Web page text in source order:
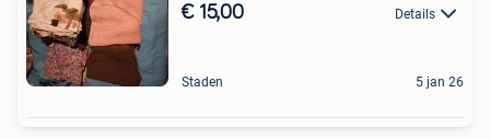
€ 15,00 Details
Staden 5 jan 26